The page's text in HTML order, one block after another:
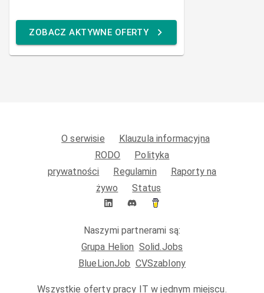
ZOBACZ AKTYWNE OFERTY
O serwisie
Klauzula informacyjna
RODO
Polityka
prywatności
Regulamin
Raporty na
żywo
Status
Naszymi partnerami są:
Grupa Helion Solid.Jobs
BlueLionJob CVSzablony
Wszystkie oferty pracy IT w jednym miejscu.